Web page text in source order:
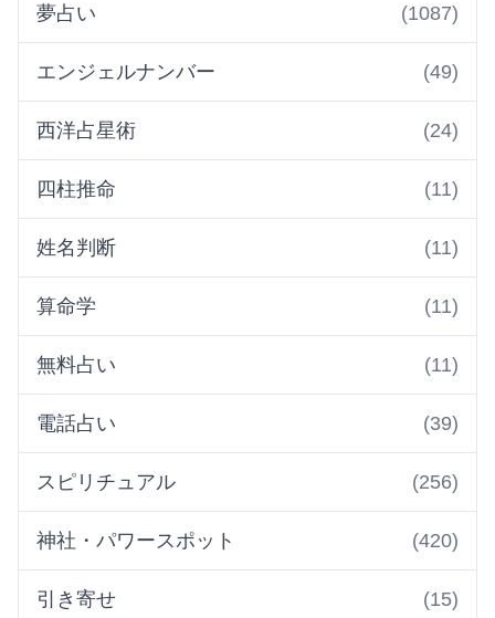
夢占い (1087)
エンジェルナンバー (49)
西洋占星術 (24)
四柱推命 (11)
姓名判断 (11)
算命学 (11)
無料占い (11)
電話占い (39)
スピリチュアル (256)
神社・パワースポット (420)
引き寄せ (15)